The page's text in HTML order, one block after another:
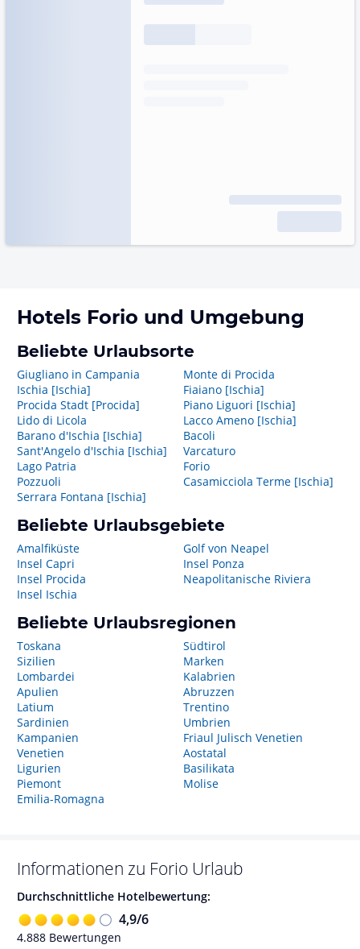
Hotels Forio und Umgebung
Beliebte Urlaubsorte
Giugliano in Campania
Ischia [Ischia]
Procida Stadt [Procida]
Lido di Licola
Barano d'Ischia [Ischia]
Sant'Angelo d'Ischia [Ischia]
Lago Patria
Pozzuoli
Serrara Fontana [Ischia]
Monte di Procida
Fiaiano [Ischia]
Piano Liguori [Ischia]
Lacco Ameno [Ischia]
Bacoli
Varcaturo
Forio
Casamicciola Terme [Ischia]
Beliebte Urlaubsgebiete
Amalfiküste
Insel Capri
Insel Procida
Insel Ischia
Golf von Neapel
Insel Ponza
Neapolitanische Riviera
Beliebte Urlaubsregionen
Toskana
Sizilien
Lombardei
Apulien
Latium
Sardinien
Kampanien
Venetien
Ligurien
Piemont
Emilia-Romagna
Südtirol
Marken
Kalabrien
Abruzzen
Trentino
Umbrien
Friaul Julisch Venetien
Aostatal
Basilikata
Molise
Informationen zu Forio Urlaub
Durchschnittliche Hotelbewertung:
4,9/6
4.888 Bewertungen